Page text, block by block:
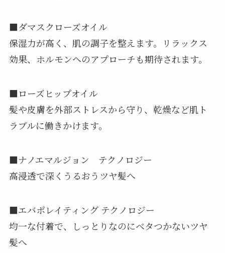
■ダマスクローズオイル
保湿力が高く、肌の調子を整えます。リラックス
効果、ホルモンへのアプローチも期待されます。
■ローズヒップオイル
髪や皮膚を外部ストレスから守り、乾燥など肌ト
ラブルに働きかけます。
■ナノエマルジョン テクノロジー
高浸透で深くうるおうツヤ髪へ
■エバポレイティング テクノロジー
均一な付着で、しっとりなのにベタつかないツヤ
髪へ